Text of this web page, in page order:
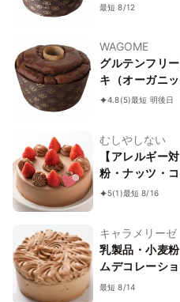
最短 8/12
WAGOME
グルテンフリ
キ（オーガニ
ーガン》《ア
4.8(5)最短 明後日
むしやしない
【アレルギー
粉・ナッツ・
＊ショコラ 6号
5(1)最短 8/16
キャラメリーゼ
乳製品・小麦
ムデコレーシ
最短 8/14